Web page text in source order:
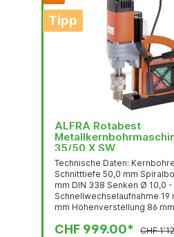
Tipp
ALFRA Rotabest
35/50 X SW
Technische Daten: Kernbohrer Ø 12,0 - 35,0 mm
Schnitttiefe 50,0 mm
mm DIN 338 Senken Ø 10,0
Schnellwechselaufnahme 19
mm Höhenverstellung 86 mm 1-Gang Getriebe
W Spannung 230 V 50/60 Hz
CHF 999.00* CHF